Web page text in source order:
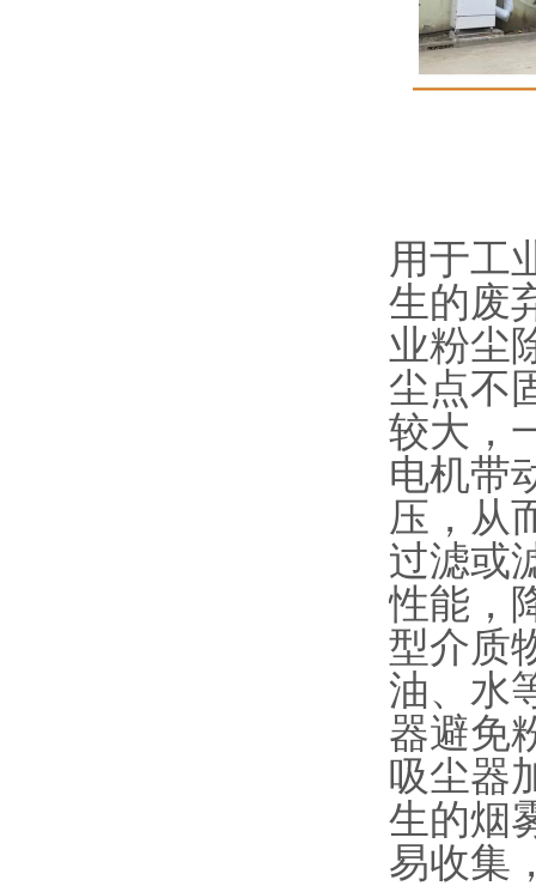
用于工
生的废
业粉尘
尘点不
较大，
电机带
压，从
过滤或
性能，
型介质
油、水
器避免
吸尘器
生的烟
易收集